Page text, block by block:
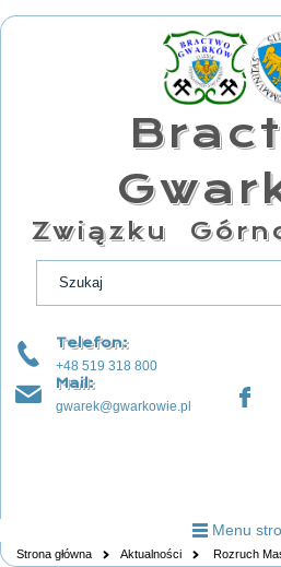
Związku
Telefon:
+48 519 318 800
Mail:
gwarek@gwarkowie.pl
Menu
Strona główna Aktualności Rozruch